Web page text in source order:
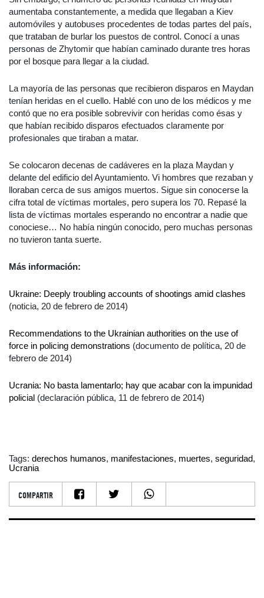
aumentaba constantemente, a medida que llegaban a Kiev
automóviles y autobuses procedentes de todas partes del país,
que trataban de burlar los puestos de control. Conocí a unas
personas de Zhytomir que habían caminado durante tres horas
por el bosque para llegar a la ciudad.
La mayoría de las personas que recibieron disparos en Maydan
tenían heridas en el cuello. Hablé con uno de los médicos y me
contó que no era posible sobrevivir con heridas como ésas y
que habían recibido disparos efectuados claramente por
profesionales que tiraban a matar.
Se colocaron decenas de cadáveres en la plaza Maydan y
delante del edificio del Ayuntamiento. Vi hombres que rezaban y
lloraban cerca de sus amigos muertos. Sigue sin conocerse la
cifra total de víctimas mortales, pero supera los 70. Repasé la
lista de víctimas mortales esperando no encontrar a nadie que
conociese… No había ningún conocido, pero muchas personas
no tuvieron tanta suerte.
Más información:
Ukraine: Deeply troubling accounts of shootings amid clashes
(noticia, 20 de febrero de 2014)
Recommendations to the Ukrainian authorities on the use of
force in policing demonstrations (documento de política, 20 de
febrero de 2014)
Ucrania: No basta lamentarlo; hay que acabar con la impunidad
policial (declaración pública, 11 de febrero de 2014)
Tags: derechos humanos, manifestaciones, muertes, seguridad,
Ucrania
COMPARTIR